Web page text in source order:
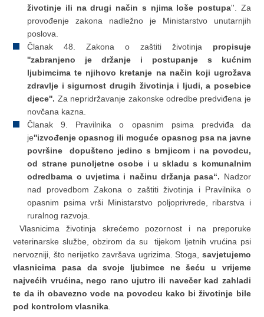
životinje ili na drugi način s njima loše postupa''. Za
provođenje zakona nadležno je Ministarstvo unutarnjih
poslova.
Članak 48. Zakona o zaštiti životinja propisuje
''zabranjeno je držanje i postupanje s kućnim
ljubimcima te njihovo kretanje na način koji ugrožava
zdravlje i sigurnost drugih životinja i ljudi, a posebice
djece''. Za nepridržavanje zakonske odredbe predviđena je
novčana kazna.
Članak 9. Pravilnika o opasnim psima predviđa da
je''izvođenje opasnog ili moguće opasnog psa na javne
površine dopušteno jedino s brnjicom i na povodcu,
od strane punoljetne osobe i u skladu s komunalnim
odredbama o uvjetima i načinu držanja pasa“. Nadzor
nad provedbom Zakona o zaštiti životinja i Pravilnika o
opasnim psima vrši Ministarstvo poljoprivrede, ribarstva i
ruralnog razvoja.
Vlasnicima životinja skrećemo pozornost i na preporuke
veterinarske službe, obzirom da su tijekom ljetnih vrućina psi
nervozniji, što nerijetko završava ugrizima. Stoga, savjetujemo
vlasnicima pasa da svoje ljubimce ne šeću u vrijeme
najvećih vrućina, nego rano ujutro ili navečer kad zahladi
te da ih obavezno vode na povodcu kako bi životinje bile
pod kontrolom vlasnika